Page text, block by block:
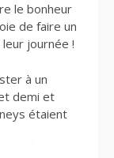
le bonheur
de faire un
journée !
à un
demi et
étaient